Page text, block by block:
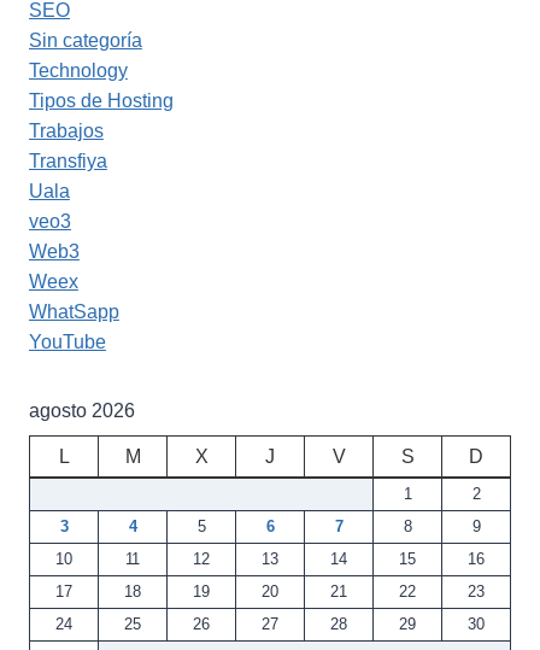
SEO
Sin categoría
Technology
Tipos de Hosting
Trabajos
Transfiya
Uala
veo3
Web3
Weex
WhatSapp
YouTube
agosto 2026
L M X J V S D
1
2
3
4 5 6 7 8
9
10
11 12 13 14 15
16
17
18 19 20 21 22
23
24
25 26 27 28 29
30